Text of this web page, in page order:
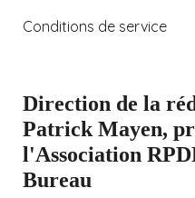
Conditions de service
Direction de la
Patrick Mayen,
l'Association
Bureau